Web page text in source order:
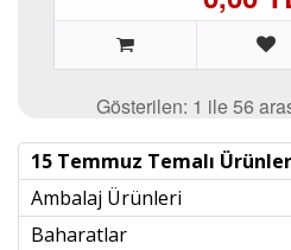
Gösterilen: 1 ile 56
15 Temmuz Temalı Ürünler
Ambalaj Ürünleri
Baharatlar